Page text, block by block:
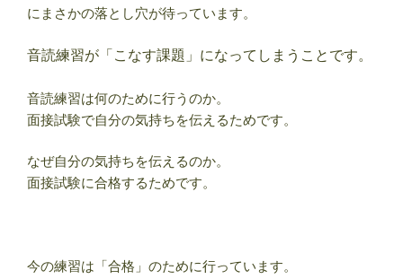
にまさかの落とし穴が待っています。
音読練習が「こなす課題」になってしまうことです。
音読練習は何のために行うのか。
面接試験で自分の気持ちを伝えるためです。
なぜ自分の気持ちを伝えるのか。
面接試験に合格するためです。
今の練習は「合格」のために行っています。